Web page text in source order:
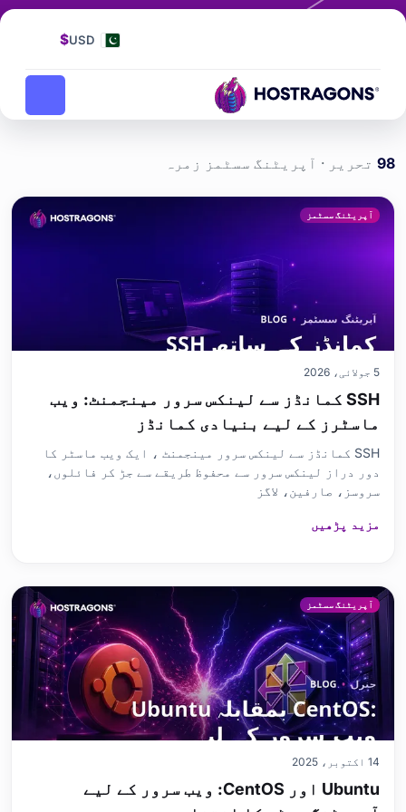
$USD
زمرہ
ہوم پیج بلاگ آپریٹنگ سسٹمز
98 تحریر · آپریٹنگ سسٹمز زمرہ
آپریٹنگ سسٹمز کے
آپریٹنگ سسٹمز
5 جولائی، 2026
SSH کمانڈز سے لینکس سرور مینجمنٹ: ویب
ماسٹرز کے لیے بنیادی کمانڈز
SSH کمانڈز سے لینکس سرور مینجمنٹ ، ایک ویب ماسٹر کا
دور دراز لینکس سرور سے محفوظ طریقے سے جڑ کر فائلوں،
سروسز، صارفین، لاگز
مزید پڑھیں
آپریٹنگ سسٹمز
14 اکتوبر، 2025
Ubuntu اور CentOS: ویب سرور کے لیے